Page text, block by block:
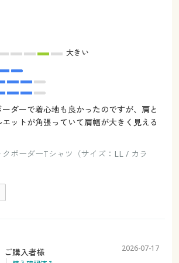
大きい
ダーで着心地も良かったのですが、肩と
ットが角張っていて肩幅が大きく見える
クボーダーTシャツ（サイズ：LL / カラ
ご購入者様 2026-07-17